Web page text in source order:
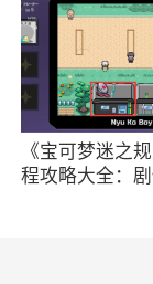
实时同步更新
《宝可梦迷之
程攻略大全：